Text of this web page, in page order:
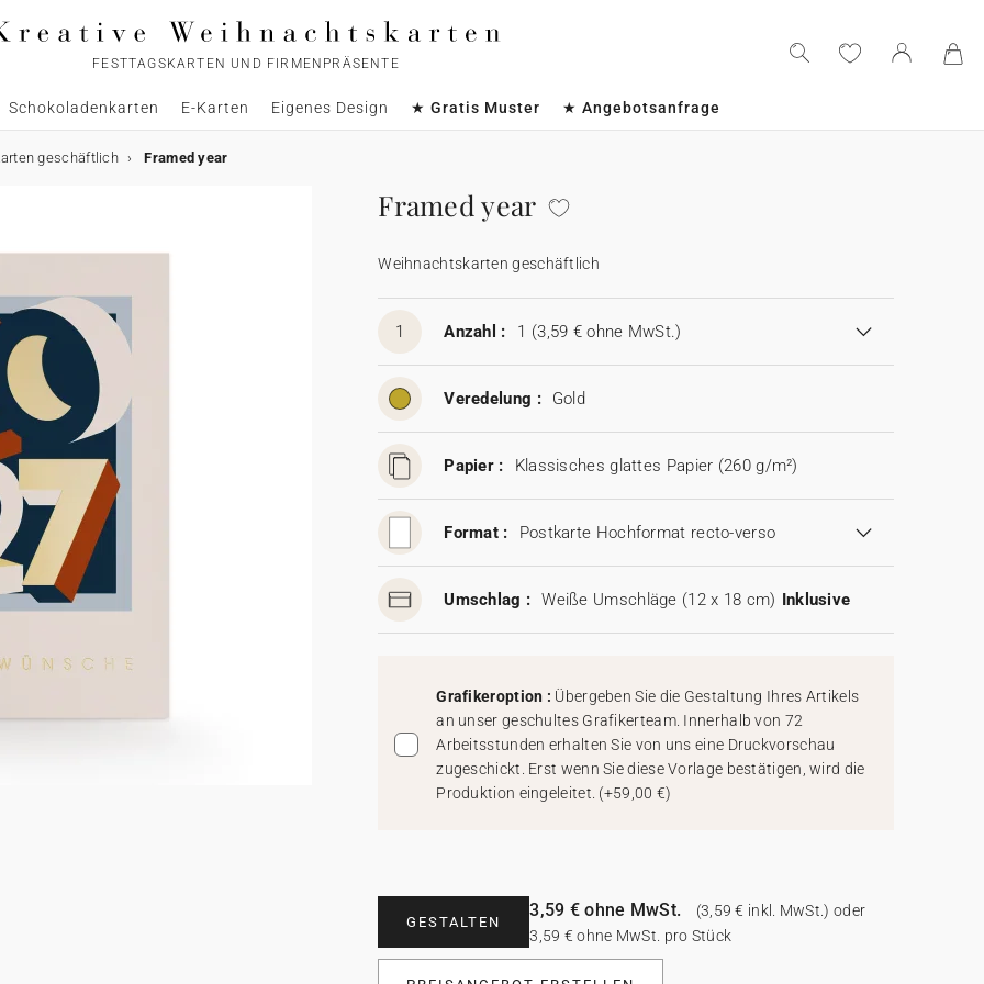
FESTTAGSKARTEN UND FIRMENPRÄSENTE
Schokoladenkarten E-Karten Eigenes Design ★ Gratis Muster ★ Angebotsanfrage
geschäftlich Framed year
Framed year
Weihnachtskarten geschäftlich
1 Anzahl : 1 (3,59 € ohne MwSt.)
Veredelung : Gold
Papier : Klassisches glattes Papier (260 g/m²)
Format : Postkarte Hochformat recto-verso
Umschlag : Weiße Umschläge (12 x 18 cm) Inklusive
Grafikeroption : Übergeben Sie die Gestaltung Ihres Artikels
an unser geschultes Grafikerteam. Innerhalb von 72
Arbeitsstunden erhalten Sie von uns eine Druckvorschau
zugeschickt. Erst wenn Sie diese Vorlage bestätigen, wird die
Produktion eingeleitet. (+59,00 €)
GESTALTEN
3,59 € ohne MwSt.
(3,59 € inkl. MwSt.) oder
3,59 € ohne MwSt. pro Stück